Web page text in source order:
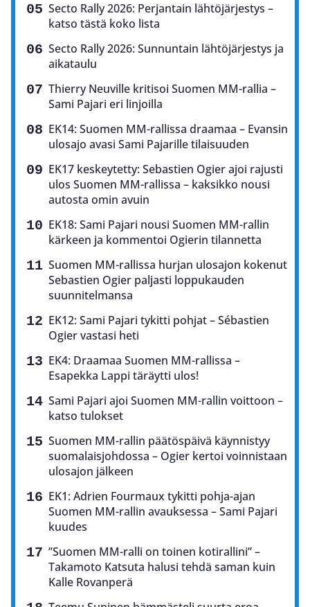
Secto Rally 2026: Perjantain lähtöjärjestys –
katso tästä koko lista
Secto Rally 2026: Sunnuntain lähtöjärjestys ja
aikataulu
Thierry Neuville kritisoi Suomen MM-rallia –
Sami Pajari eri linjoilla
EK14: Suomen MM-rallissa draamaa – Evansin
ulosajo avasi Sami Pajarille tilaisuuden
EK17 keskeytetty: Sebastien Ogier ajoi rajusti
ulos Suomen MM-rallissa – kaksikko nousi
autosta omin avuin
EK18: Sami Pajari nousi Suomen MM-rallin
kärkeen ja kommentoi Ogierin tilannetta
Suomen MM-rallissa hurjan ulosajon kokenut
Sebastien Ogier paljasti loppukauden
suunnitelmansa
EK12: Sami Pajari tykitti pohjat – Sébastien
Ogier vastasi heti
EK4: Draamaa Suomen MM-rallissa –
Esapekka Lappi täräytti ulos!
Sami Pajari ajoi Suomen MM-rallin voittoon –
katso tulokset
Suomen MM-rallin päätöspäivä käynnistyy
suomalaisjohdossa – Ogier kertoi voinnistaan
ulosajon jälkeen
EK1: Adrien Fourmaux tykitti pohja-ajan
Suomen MM-rallin avauksessa – Sami Pajari
kuudes
”Suomen MM-ralli on toinen kotirallini” –
Takamoto Katsuta halusi tehdä saman kuin
Kalle Rovanperä